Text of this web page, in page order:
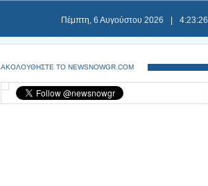
Πέμπτη, 6 Αυγούστου 2026 4:23:26
ΑΚΟΛΟΥΘΗΣΤΕ ΤΟ NEWSNOWGR.COM